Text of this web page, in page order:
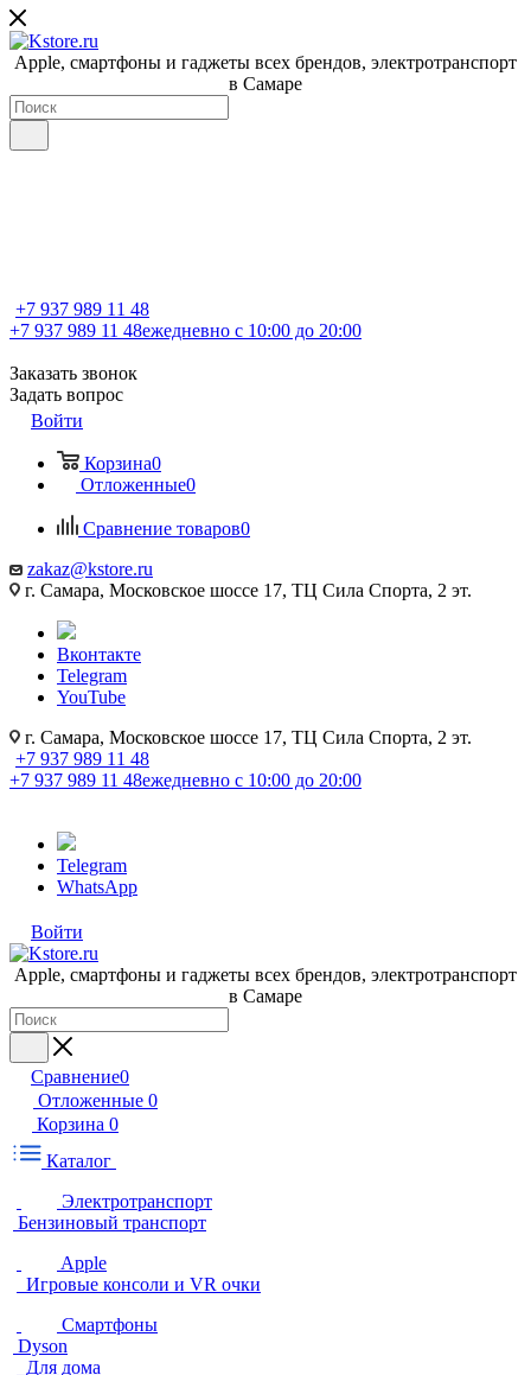
Apple, cмартфоны и гаджеты всех брендов, электротранспорт
в Самаре
+7 937 989 11 48
+7 937 989 11 48ежедневно с 10:00 до 20:00
Заказать звонок
Задать вопрос
Войти
Корзина0
Отложенные0
Сравнение товаров0
zakaz@kstore.ru
г. Самара, Московское шоссе 17, ТЦ Сила Спорта, 2 эт.
Вконтакте
Telegram
YouTube
г. Самара, Московское шоссе 17, ТЦ Сила Спорта, 2 эт.
+7 937 989 11 48
+7 937 989 11 48ежедневно с 10:00 до 20:00
Telegram
WhatsApp
Войти
Apple, cмартфоны и гаджеты всех брендов, электротранспорт
в Самаре
Сравнение0
Отложенные 0
Корзина 0
Каталог
Электротранспорт
Бензиновый транспорт
Apple
Игровые консоли и VR очки
Смартфоны
Dyson
Для дома